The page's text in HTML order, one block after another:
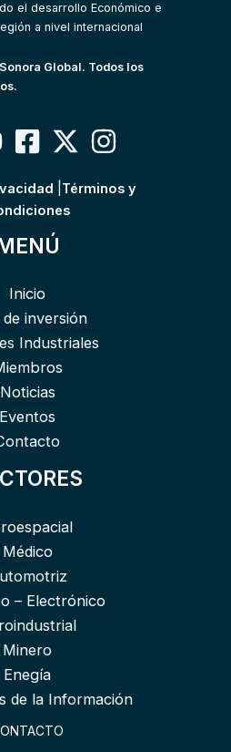
el desarrollo Económico e
a nivel internacional
Global. Todos los
Términos y
Inicio
de inversión
Industriales
Noticias
Eventos
Médico
– Electrónico
Minero
Enegía
de la Información